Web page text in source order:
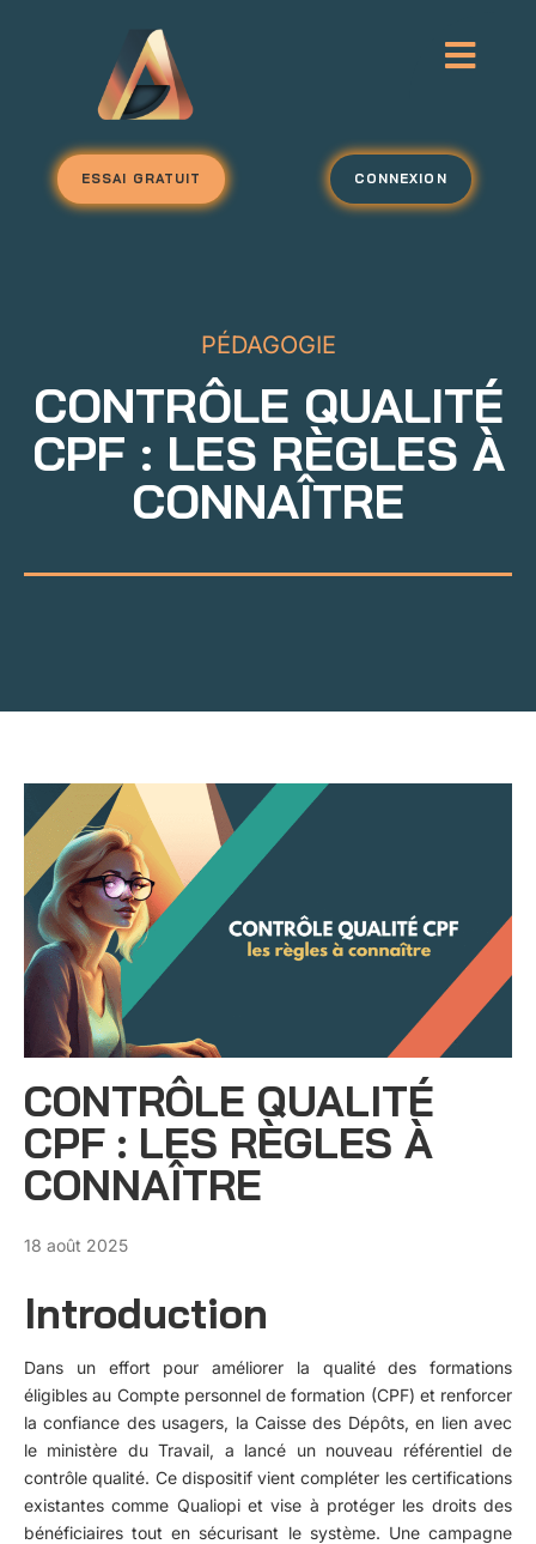
ESSAI GRATUIT CONNEXION
PÉDAGOGIE
CONTRÔLE QUALITÉ
CPF : LES RÈGLES À
CONNAÎTRE
CONTRÔLE QUALITÉ
CPF : LES RÈGLES À
CONNAÎTRE
18 août 2025
Introduction
Dans un effort pour améliorer la qualité des formations
éligibles au Compte personnel de formation (CPF) et renforcer
la confiance des usagers, la Caisse des Dépôts, en lien avec
le ministère du Travail, a lancé un nouveau référentiel de
contrôle qualité. Ce dispositif vient compléter les certifications
existantes comme Qualiopi et vise à protéger les droits des
bénéficiaires tout en sécurisant le système. Une campagne